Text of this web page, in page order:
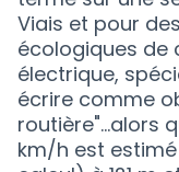
Viais et pour
écologiques
électrique,
écrire comme
routière"...alors
km/h est